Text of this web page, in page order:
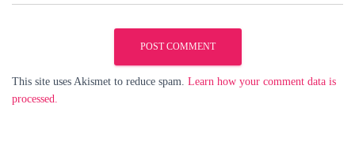
This site uses Akismet to reduce spam. Learn how your comment data is
processed.